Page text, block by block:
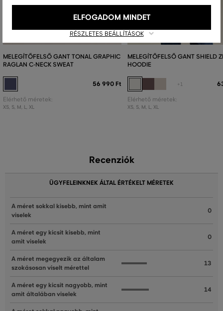
MELEGÍTŐFELSŐ GANT TONAL GRAPHIC
RAGLAN C-NECK SWEAT
56 990 Ft
Elérhető méretek:
XS, S, M, L, XL
MELEGÍTŐFELSŐ GANT SHIELD
HOODIE
+1
Elérhető méretek:
XS, S, M, L, XL
Recenziók
ÜGYFELEINKNEK ÁLTAL ÉRTÉKELT MÉRETEK
A méret sokkal kisebb, mint amit
viselek
0
A méret egy kicsit kisebb, mint
amit viselek
0
A méret megegyezik az általam
szokásosan viselt mérettel
13
A méret egy kicsit nagyobb, mint
amit általában viselek
14
RÉSZLETES BEÁLLÍTÁSOK
ELFOGADOM MINDET